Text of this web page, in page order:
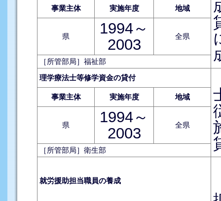
事業主体 実施年度 地域
県
1994～
2003
全県
［所管部局］福祉部
理学療法士等修学資金の貸付
事業主体 実施年度 地域
県
1994～
2003
全県
［所管部局］衛生部
就労援助担当職員の養成